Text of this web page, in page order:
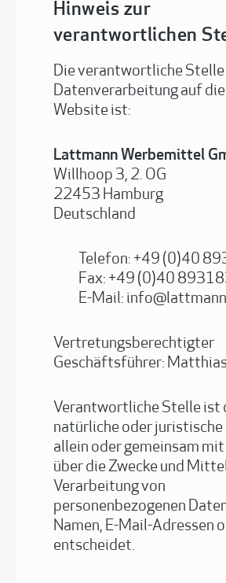
Hinweis zur
verantwortlichen
Die verantwortliche
Datenverarbeitung auf
Website ist:
Lattmann Werbemittel
Willhoop 3, 2. OG
22453 Hamburg
Deutschland
Telefon: +49 (0)40
Fax: +49 (0)40
E-Mail:
Vertretungsberechtigter
Geschäftsführer:
Verantwortliche Stelle ist
natürliche oder juristische
allein oder gemeinsam
über die Zwecke und
Verarbeitung von
personenbezogenen
Namen, E-Mail-Adressen
entscheidet.